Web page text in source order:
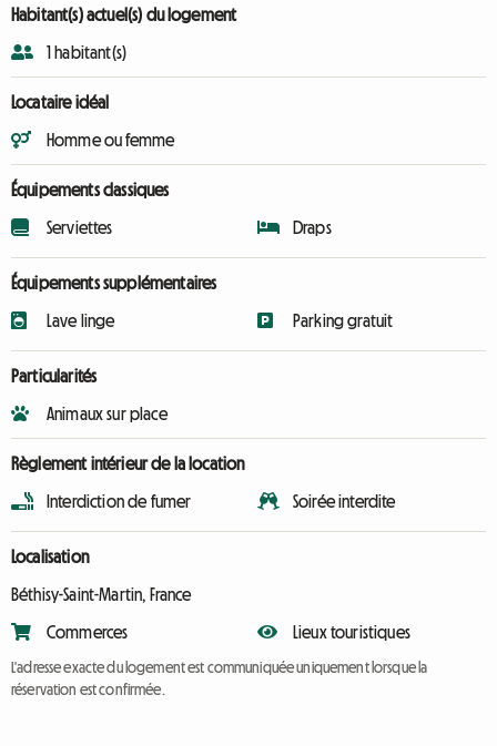
Habitant(s) actuel(s) du logement
1 habitant(s)
Locataire idéal
Homme ou femme
Équipements classiques
Serviettes Draps
Équipements supplémentaires
Lave linge Parking gratuit
Particularités
Animaux sur place
Règlement intérieur de la location
Interdiction de fumer Soirée interdite
Localisation
Béthisy-Saint-Martin, France
Commerces Lieux touristiques
L'adresse exacte du logement est communiquée uniquement lorsque la
réservation est confirmée.